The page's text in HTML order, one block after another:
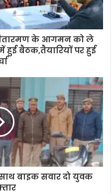
सीतारमण के आगमन को ले
हुई बैठक,तैयारियों पर हुई
बाइक सवार दो युवक